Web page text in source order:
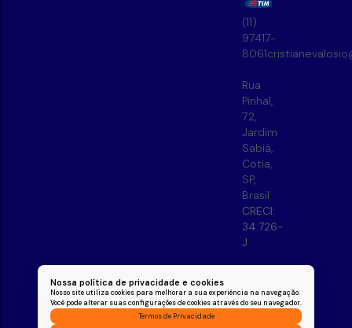
Nossa política de privacidade e cookies
Nosso site utiliza cookies para melhorar a sua experiência na navegação.
Você pode alterar suas configurações de cookies através do seu navegador.
Termos de Privacidade
(11)
97417-
8061
Rua
Pinhal,
72,
Jardim
Sabiá,
Cotia,
SP,
Brasil
CRECI:
34.726-
J